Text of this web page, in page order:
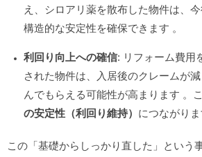
え、シロアリ薬を散布した物件は、
構造的な安定性を確保できます 。
利回り向上への確信: リフォーム費用
された物件は、入居後のクレームが
んでもらえる可能性が高まります 。
の安定性（利回り維持） につながりま
この「基礎からしっかり直した」という